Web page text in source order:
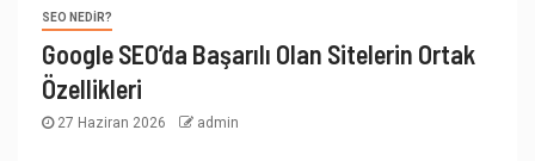
SEO NEDIR?
Google SEO’da Başarılı Olan Sitelerin Ortak
Özellikleri
27 Haziran 2026 admin